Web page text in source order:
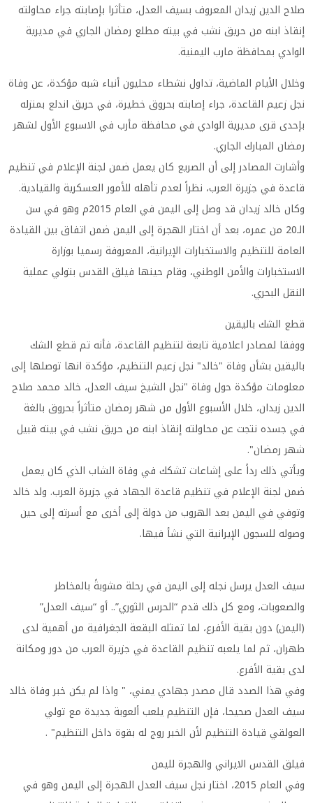
صلاح الدين زيدان المعروف بسيف العدل، متأثرا بإصابته جراء محاولته
إنقاذ ابنه من حريق نشب في بيته مطلع رمضان الجاري في مديرية
الوادي بمحافظة مارب اليمنية.
وخلال الأيام الماضية، تداول نشطاء محليون أنباء شبه مؤكدة، عن وفاة
نجل زعيم القاعدة، جراء إصابته بحروق خطيرة، في حريق اندلع بمنزله
بإحدى قرى مديرية الوادي في محافظة مأرب في الاسبوع الأول لشهر
رمضان المبارك الجاري.
وأشارت المصادر إلى أن الصريع كان يعمل ضمن لجنة الإعلام في تنظيم
قاعدة في جزيرة العرب، نظراً لعدم تأهله للأمور العسكرية والقيادية.
وكان خالد زيدان قد وصل إلى اليمن في العام 2015م وهو في سن
الـ20 من عمره، بعد أن اختار الهجرة إلى اليمن ضمن اتفاق بين القيادة
العامة للتنظيم والاستخبارات الإيرانية، المعروفة رسميا بوزارة
الاستخبارات والأمن الوطني، وقام حينها فيلق القدس بتولي عملية
النقل البحري.
قطع الشك باليقين
ووفقا لمصادر اعلامية تابعة لتنظيم القاعدة، فأنه تم قطع الشك
باليقين بشأن وفاة "خالد" نجل زعيم التنظيم، مؤكدة انها توصلها إلى
معلومات مؤكدة حول وفاة "نجل الشيخ سيف العدل، خالد محمد صلاح
الدين زيدان، خلال الأسبوع الأول من شهر رمضان متأثراً بحروق بالغة
في جسده نتجت عن محاولته إنقاذ ابنه من حريق نشب في بيته قبيل
شهر رمضان".
ويأتي ذلك رداً على إشاعات تشكك في وفاة الشاب الذي كان يعمل
ضمن لجنة الإعلام في تنظيم قاعدة الجهاد في جزيرة العرب. ولد خالد
وتوفي في اليمن بعد الهروب من دولة إلى أخرى مع أسرته إلى حين
وصوله للسجون الإيرانية التي نشأ فيها.
سيف العدل يرسل نجله إلى اليمن في رحلة مشوبةً بالمخاطر
والصعوبات، ومع كل ذلك قدم “الحرس الثوري”.. أو “سيف العدل”
(اليمن) دون بقية الأفرع، لما تمثله البقعة الجغرافية من أهمية لدى
طهران، ثم لما يلعبه تنظيم القاعدة في جزيرة العرب من دور ومكانة
لدى بقية الأفرع.
وفي هذا الصدد قال مصدر جهادي يمني، " واذا لم يكن خبر وفاة خالد
سيف العدل صحيحا، فإن التنظيم يلعب ألعوبة جديدة مع تولي
العولقي قيادة التنظيم لأن الخبر روج له بقوة داخل التنظيم" .
فيلق القدس الايراني والهجرة لليمن
وفي العام 2015، اختار نجل سيف العدل الهجرة إلى اليمن وهو في